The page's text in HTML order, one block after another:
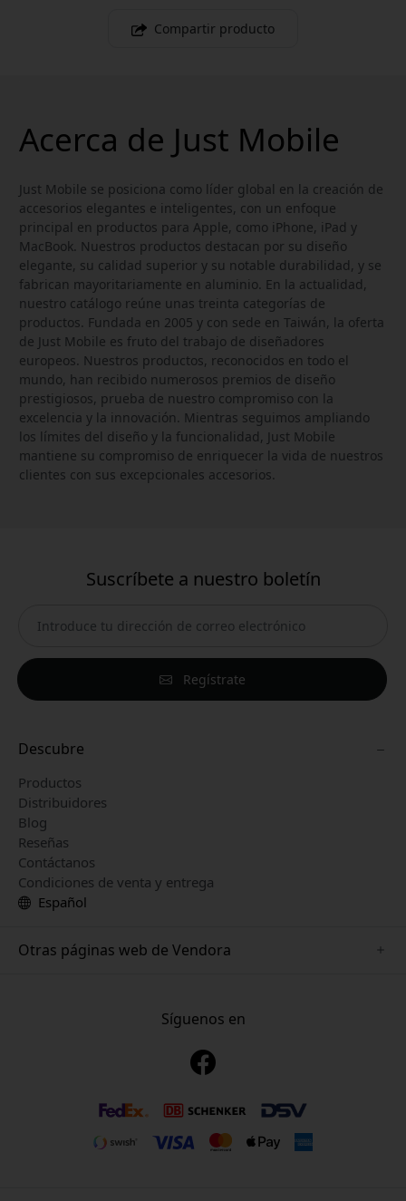
Compartir producto
Acerca de Just Mobile
Just Mobile se posiciona como líder global en la creación de
accesorios elegantes e inteligentes, con un enfoque
principal en productos para Apple, como iPhone, iPad y
MacBook. Nuestros productos destacan por su diseño
elegante, su calidad superior y su notable durabilidad, y se
fabrican mayoritariamente en aluminio. En la actualidad,
nuestro catálogo reúne unas treinta categorías de
productos. Fundada en 2005 y con sede en Taiwán, la oferta
de Just Mobile es fruto del trabajo de diseñadores
europeos. Nuestros productos, reconocidos en todo el
mundo, han recibido numerosos premios de diseño
prestigiosos, prueba de nuestro compromiso con la
excelencia y la innovación. Mientras seguimos ampliando
los límites del diseño y la funcionalidad, Just Mobile
mantiene su compromiso de enriquecer la vida de nuestros
clientes con sus excepcionales accesorios.
Suscríbete a nuestro boletín
Regístrate
Descubre
Productos
Distribuidores
Blog
Reseñas
Contáctanos
Condiciones de venta y entrega
Español
Otras páginas web de Vendora
www.nordicsmartlight.seSíguenos en